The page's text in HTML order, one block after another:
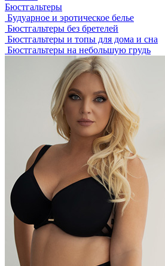
Бюстгальтеры
Будуарное и эротическое белье
Бюстгальтеры без бретелей
Бюстгальтеры и топы для дома и сна
Бюстгальтеры на небольшую грудь